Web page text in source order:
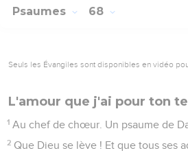
Psaumes 68
Seuls les Évangiles sont disponibles en vidéo
L'amour que j'ai pour ton
1 Au chef de chœur. Un psaume de
2 Que Dieu se lève ! Et que tous ses